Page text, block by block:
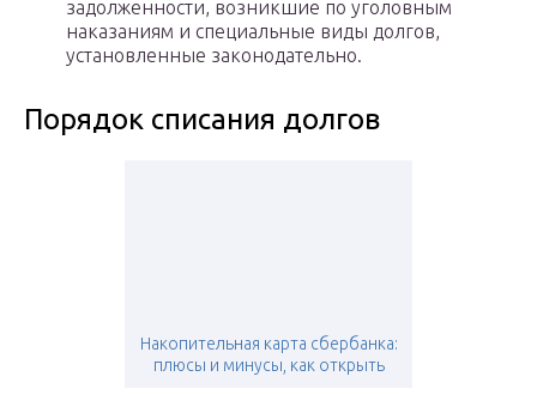
задолженности, возникшие по уголовным
наказаниям и специальные виды долгов,
установленные законодательно.
Порядок списания долгов
Накопительная карта сбербанка:
плюсы и минусы, как открыть